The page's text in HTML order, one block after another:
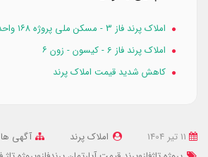
املاک پرند فاز 3 - مسکن ملی پروژه ۱۶۸ واحدی امام حسن
املاک پرند فاز 6 - کیسون - زون ۶
کاهش شدید قیمت املاک پرند
املاک پرند
آگهی ها